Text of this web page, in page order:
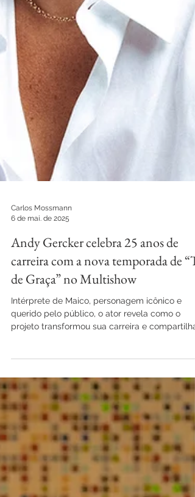
6 de mai. de 2025
Andy Gercker celebra 25 anos de
carreira com a nova temporada de
de Graça” no Multishow
Intérprete de Maico, personagem icônico e